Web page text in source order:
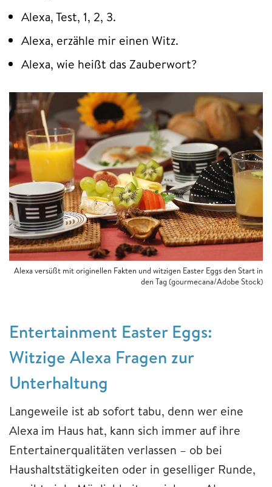
Alexa, Test, 1, 2, 3.
Alexa, erzähle mir einen Witz.
Alexa, wie heißt das Zauberwort?
Alexa versüßt mit originellen Fakten und witzigen Easter Eggs den Start in
den Tag (gourmecana/Adobe Stock)
Entertainment Easter Eggs:
Witzige Alexa Fragen zur
Unterhaltung
Langeweile ist ab sofort tabu, denn wer eine
Alexa im Haus hat, kann sich immer auf ihre
Entertainerqualitäten verlassen – ob bei
Haushaltstätigkeiten oder in geselliger Runde,